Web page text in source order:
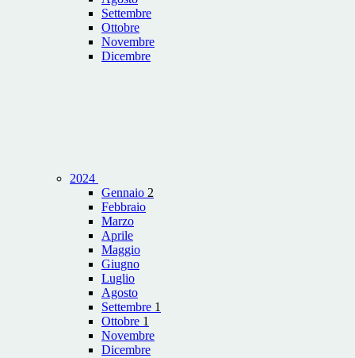
Settembre
Ottobre
Novembre
Dicembre
2024
Gennaio 2
Febbraio
Marzo
Aprile
Maggio
Giugno
Luglio
Agosto
Settembre 1
Ottobre 1
Novembre
Dicembre